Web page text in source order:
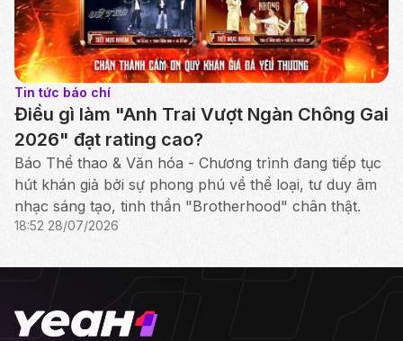
Tin tức báo chí
Điều gì làm "Anh Trai Vượt Ngàn Chông Gai
2026" đạt rating cao?
Báo Thể thao & Văn hóa - Chương trình đang tiếp tục
hút khán giả bởi sự phong phú về thể loại, tư duy âm
nhạc sáng tạo, tinh thần "Brotherhood" chân thật.
18:52 28/07/2026